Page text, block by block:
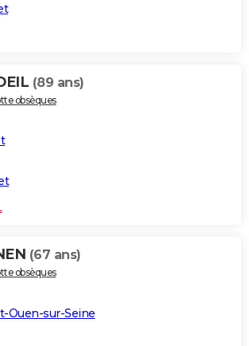
(89 ans)
obsèques
(67 ans)
obsèques
Ouen-sur-Seine